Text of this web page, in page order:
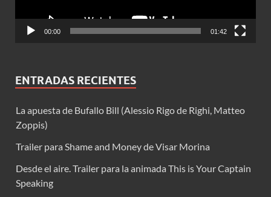
00:00 01:42
ENTRADAS RECIENTES
La apuesta de Bufallo Bill (Alessio Rigo de Righi, Matteo
Zoppis)
Trailer para Shame and Money de Visar Morina
Desde el aire. Trailer para la animada This is Your Captain
Speaking